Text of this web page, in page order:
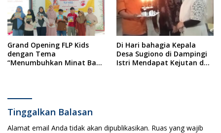
Grand Opening FLP Kids
dengan Tema
“Menumbuhkan Minat Baca
Di Hari bahagia Kepala
Desa Sugiono di Dampingi
Istri Mendapat Kejutan dan
Tinggalkan Balasan
Alamat email Anda tidak akan dipublikasikan. Ruas yang wajib